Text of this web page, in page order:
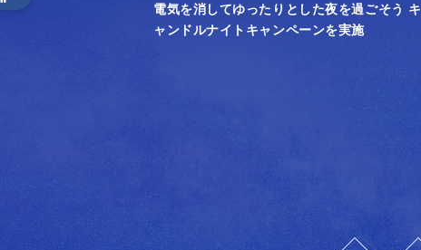
電気を消してゆったりとした夜を過ごそう キ
ャンドルナイトキャンペーンを実施